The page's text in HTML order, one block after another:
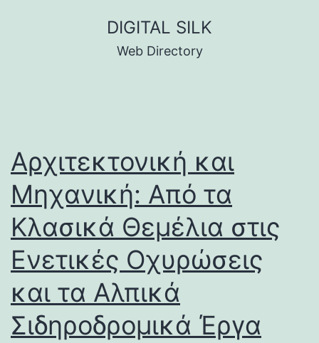
DIGITAL SILK
Web Directory
Αρχιτεκτονική και
Μηχανική: Από τα
Κλασικά Θεμέλια στις
Ενετικές Οχυρώσεις
και τα Αλπικά
Σιδηροδρομικά Έργα